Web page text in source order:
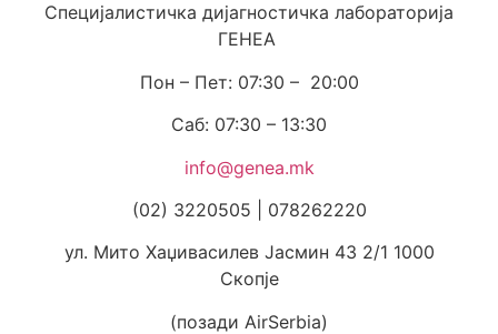
Специјалистичка дијагностичка лабораторија
ГЕНЕА
Пон – Пет: 07:30 – 20:00
Саб: 07:30 – 13:30
info@genea.mk
(02) 3220505 | 078262220
ул. Мито Хаџивасилев Јасмин 43 2/1 1000
Скопје
(позади AirSerbia)